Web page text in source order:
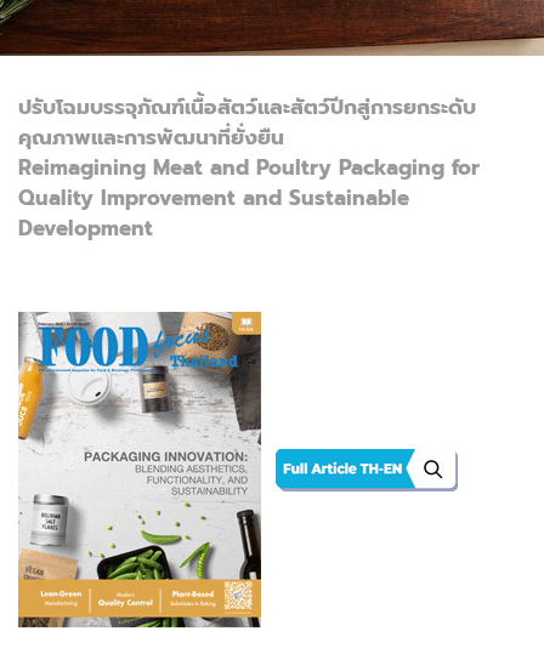
ปรับโฉมบรรจุภัณฑ์เนื้อสัตว์และสัตว์ปีกสู่การยกระดับ
คุณภาพและการพัฒนาที่ยั่งยืน
Reimagining Meat and Poultry Packaging for
Quality Improvement and Sustainable
Development